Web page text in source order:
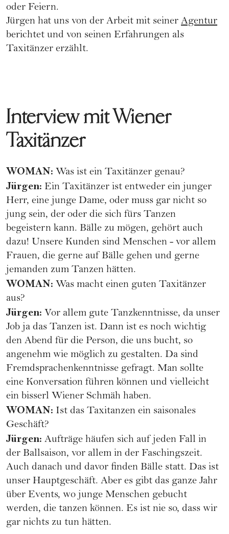
oder Feiern.
Jürgen hat uns von der Arbeit mit seiner Agentur
berichtet und von seinen Erfahrungen als
Taxitänzer erzählt.
Interview mit Wiener
Taxitänzer
WOMAN: Was ist ein Taxitänzer genau?
Jürgen: Ein Taxitänzer ist entweder ein junger
Herr, eine junge Dame, oder muss gar nicht so
jung sein, der oder die sich fürs Tanzen
begeistern kann. Bälle zu mögen, gehört auch
dazu! Unsere Kunden sind Menschen - vor allem
Frauen, die gerne auf Bälle gehen und gerne
jemanden zum Tanzen hätten.
WOMAN: Was macht einen guten Taxitänzer
aus?
Jürgen: Vor allem gute Tanzkenntnisse, da unser
Job ja das Tanzen ist. Dann ist es noch wichtig
den Abend für die Person, die uns bucht, so
angenehm wie möglich zu gestalten. Da sind
Fremdsprachenkenntnisse gefragt. Man sollte
eine Konversation führen können und vielleicht
ein bisserl Wiener Schmäh haben.
WOMAN: Ist das Taxitanzen ein saisonales
Geschäft?
Jürgen: Aufträge häufen sich auf jeden Fall in
der Ballsaison, vor allem in der Faschingszeit.
Auch danach und davor finden Bälle statt. Das ist
unser Hauptgeschäft. Aber es gibt das ganze Jahr
über Events, wo junge Menschen gebucht
werden, die tanzen können. Es ist nie so, dass wir
gar nichts zu tun hätten.